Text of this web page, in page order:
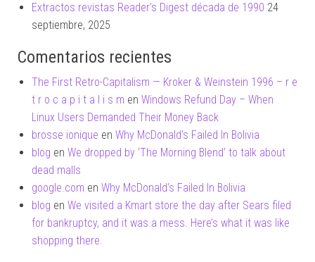
Extractos revistas Reader’s Digest década de 1990 24
septiembre, 2025
Comentarios recientes
The First Retro-Capitalism — Kroker & Weinstein 1996 – r e
t r o c a p i t a l i s m en Windows Refund Day – When
Linux Users Demanded Their Money Back
brosse ionique en Why McDonald’s Failed In Bolivia
blog en We dropped by ‘The Morning Blend’ to talk about
dead malls
google.com en Why McDonald’s Failed In Bolivia
blog en We visited a Kmart store the day after Sears filed
for bankruptcy, and it was a mess. Here’s what it was like
shopping there.